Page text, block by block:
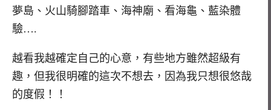
夢島、火山騎腳踏車、海神廟、看海龜、藍染體
驗….
越看我越確定自己的心意，有些地方雖然超級有
趣，但我很明確的這次不想去，因為我只想很悠哉
的度假！！